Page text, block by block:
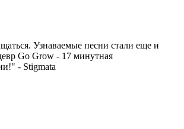
Узнаваемые песни стали еще и
Go Grow - 17 минутная
- Stigmata